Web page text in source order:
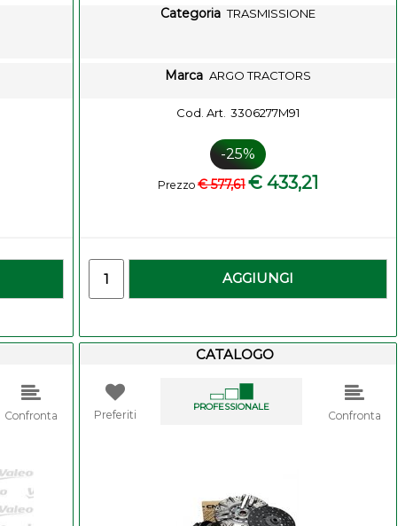
Categoria TRASMISSIONE
Marca ARGO TRACTORS
Cod. Art. 3306277M91
-25%
Prezzo € 577,61€ 433,21
AGGIUNGI
Confronta
CATALOGO
Preferiti
PROFESSIONALE
Confronta